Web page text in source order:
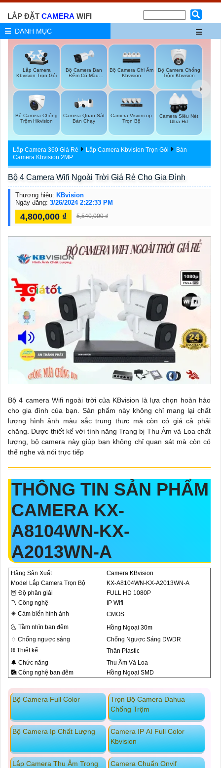
LẮP ĐẶT CAMERA WIFI
DANH MỤC
Lắp Camera
Kbvision Trọn Gói
Bộ Camera Ban
Đêm Có Màu
Bộ Camera Ghi Âm
Kbvision
Bộ Camera Chống
Trộm Kbvision
Bộ Camera Chống
Trộm Hikvision
Camera Quan Sát
Bán Chạy
Camera Visioncop
Trọn Bộ
Camera Siêu Nét
Ultra Hd
Lắp Camera 360 Giá Rẻ Lắp Camera Kbvision Trọn Gói
Bán
Camera Kbvision 2MP
Bộ 4 Camera Wifi Ngoài Trời Giá Rẻ Cho Gia Đình
Thương hiệu: KBvision
Ngày đăng: 3/26/2024 2:22:33 PM
4,800,000 ₫ 5,540,000 ₫
Bộ 4 camera Wifi ngoài trời của KBvision là lựa chọn hoàn hảo
cho gia đình của bạn. Sản phẩm này không chỉ mang lại chất
lượng hình ảnh màu sắc trung thực mà còn có giá cả phải
chăng. Được thiết kế với tính năng Trang bị Thu Âm và Loa chất
lượng, bộ camera này giúp bạn không chỉ quan sát mà còn có
thể nghe và nói trực tiếp
THÔNG TIN SẢN PHẨM
CAMERA KX-
A8104WN-KX-
A2013WN-A
Hãng Sản Xuất
Camera KBvision
Model Lắp Camera Trọn Bộ
KX-A8104WN-KX-A2013WN-A
🦉 Độ phân giải
FULL HD 1080P
〽 Công nghệ
IP Wifi
✴️ Cảm biến hình ảnh
CMOS
🌜 Tầm nhìn ban đêm
Hồng Ngoại 30m
♢ Chống ngược sáng
Chống Ngược Sáng DWDR
⛓ Thiết kế
Thân Plastic
🔔 Chức năng
Thu Âm Và Loa
🎑 Công nghệ ban đêm
Hồng Ngoại SMD
Bộ Camera Full Color
Trọn Bộ Camera Dahua
Chống Trộm
Bộ Camera Ip Chất Lượng
Camera IP AI Full Color
Kbvision
Lắp Camera Thu Âm Trong
Camera Chuẩn Onvif